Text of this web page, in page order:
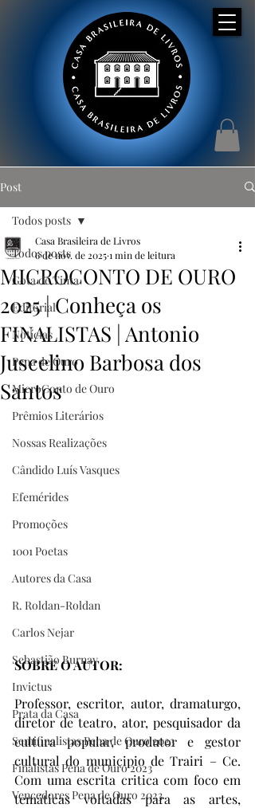
Post
Todos posts
Gota de Tinta
Editorial
Notícias
Pena de Ouro
MicroConto de Ouro
Prêmios Literários
Nossas Realizações
Cândido Luís Vasques
Efemérides
Promoções
1001 Poetas
Autores da Casa
R. Roldan-Roldan
Carlos Nejar
Sebastião Burnay
Invictus
Prata da Casa
Semifinalistas Pena de Ouro 2023
Finalistas Pena de Ouro 2023
Vencedores Pena de Ouro 2023
Todos posts
MICROCONTO DE OURO
2025 | Conheça os
FINALISTAS | Antonio
Juscelino Barbosa dos
Santos
Casa Brasileira de Livros
6 de nov. de 20251 min de leitura
SOBRE O AUTOR:
Professor, escritor, autor, dramaturgo,
diretor de teatro, ator, pesquisador da
cultura popular, produtor e gestor
cultural do municipio de Trairi – Ce.
Com uma escrita critica com foco em
temáticas voltadas para as artes,